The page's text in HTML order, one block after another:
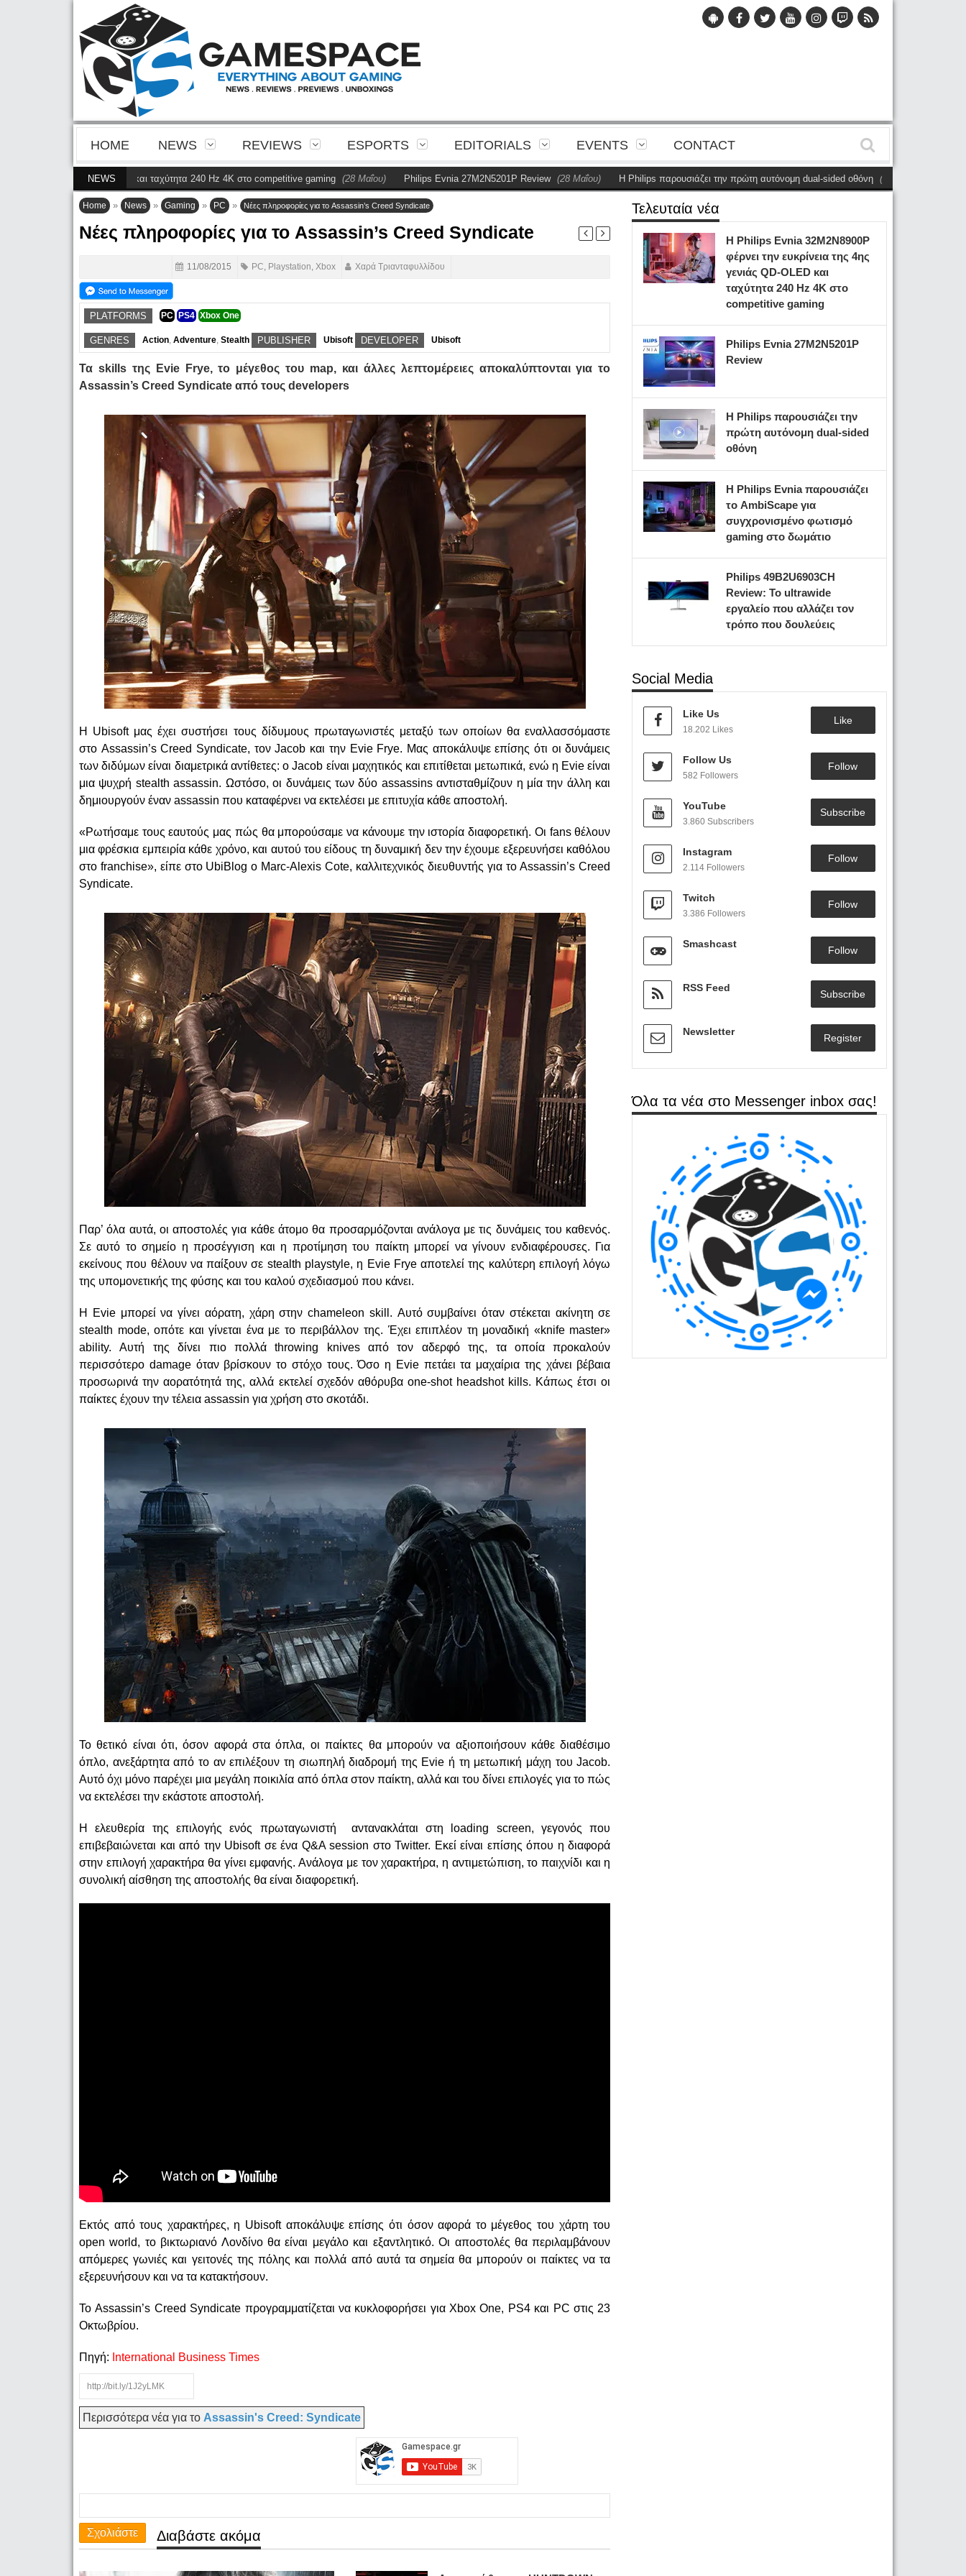
HOME NEWS REVIEWS ESPORTS EDITORIALS EVENTS CONTACT
NEWS
γενιάς QD-OLED και ταχύτητα 240 Hz 4K στο competitive gaming (28 Μαΐου) Philips Evnia 27M2N5201P Review (28 Μαΐου) Η Philips παρουσιάζει την πρώτη αυτόνομη dual-sided οθόνη (28 Μαΐου)
Home » News » Gaming » PC » Νέες πληροφορίες για το Assassin’s Creed Syndicate
Νέες πληροφορίες για το Assassin’s Creed Syndicate
11/08/2015 PC, Playstation, Xbox Χαρά Τριανταφυλλίδου
PLATFORMS PC PS4 Xbox One
GENRES Action, Adventure, Stealth PUBLISHER Ubisoft DEVELOPER Ubisoft
Τα skills της Evie Frye, το μέγεθος του map, και άλλες λεπτομέρειες αποκαλύπτονται για το
Assassin’s Creed Syndicate από τους developers
Η Ubisoft μας έχει συστήσει τους δίδυμους πρωταγωνιστές μεταξύ των οποίων θα εναλλασσόμαστε
στο Assassin’s Creed Syndicate, τον Jacob και την Evie Frye. Μας αποκάλυψε επίσης ότι οι δυνάμεις
των διδύμων είναι διαμετρικά αντίθετες: ο Jacob είναι μαχητικός και επιτίθεται μετωπικά, ενώ η Evie είναι
μια ψυχρή stealth assassin. Ωστόσο, οι δυνάμεις των δύο assassins αντισταθμίζουν η μία την άλλη και
δημιουργούν έναν assassin που καταφέρνει να εκτελέσει με επιτυχία κάθε αποστολή.
«Ρωτήσαμε τους εαυτούς μας πώς θα μπορούσαμε να κάνουμε την ιστορία διαφορετική. Οι fans θέλουν
μια φρέσκια εμπειρία κάθε χρόνο, και αυτού του είδους τη δυναμική δεν την έχουμε εξερευνήσει καθόλου
στο franchise», είπε στο UbiBlog ο Marc-Alexis Cote, καλλιτεχνικός διευθυντής για το Assassin’s Creed
Syndicate.
Παρ’ όλα αυτά, οι αποστολές για κάθε άτομο θα προσαρμόζονται ανάλογα με τις δυνάμεις του καθενός.
Σε αυτό το σημείο η προσέγγιση και η προτίμηση του παίκτη μπορεί να γίνουν ενδιαφέρουσες. Για
εκείνους που θέλουν να παίξουν σε stealth playstyle, η Evie Frye αποτελεί της καλύτερη επιλογή λόγω
της υπομονετικής της φύσης και του καλού σχεδιασμού που κάνει.
Η Evie μπορεί να γίνει αόρατη, χάρη στην chameleon skill. Αυτό συμβαίνει όταν στέκεται ακίνητη σε
stealth mode, οπότε και γίνεται ένα με το περιβάλλον της. Έχει επιπλέον τη μοναδική «knife master»
ability. Αυτή της δίνει πιο πολλά throwing knives από τον αδερφό της, τα οποία προκαλούν
περισσότερο damage όταν βρίσκουν το στόχο τους. Όσο η Evie πετάει τα μαχαίρια της χάνει βέβαια
προσωρινά την αορατότητά της, αλλά εκτελεί σχεδόν αθόρυβα one-shot headshot kills. Κάπως έτσι οι
παίκτες έχουν την τέλεια assassin για χρήση στο σκοτάδι.
Το θετικό είναι ότι, όσον αφορά στα όπλα, οι παίκτες θα μπορούν να αξιοποιήσουν κάθε διαθέσιμο
όπλο, ανεξάρτητα από το αν επιλέξουν τη σιωπηλή διαδρομή της Evie ή τη μετωπική μάχη του Jacob.
Αυτό όχι μόνο παρέχει μια μεγάλη ποικιλία από όπλα στον παίκτη, αλλά και του δίνει επιλογές για το πώς
να εκτελέσει την εκάστοτε αποστολή.
Η ελευθερία της επιλογής ενός πρωταγωνιστή αντανακλάται στη loading screen, γεγονός που
επιβεβαιώνεται και από την Ubisoft σε ένα Q&A session στο Twitter. Εκεί είναι επίσης όπου η διαφορά
στην επιλογή χαρακτήρα θα γίνει εμφανής. Ανάλογα με τον χαρακτήρα, η αντιμετώπιση, το παιχνίδι και η
συνολική αίσθηση της αποστολής θα είναι διαφορετική.
Εκτός από τους χαρακτήρες, η Ubisoft αποκάλυψε επίσης ότι όσον αφορά το μέγεθος του χάρτη του
open world, το βικτωριανό Λονδίνο θα είναι μεγάλο και εξαντλητικό. Οι αποστολές θα περιλαμβάνουν
απόμερες γωνιές και γειτονές της πόλης και πολλά από αυτά τα σημεία θα μπορούν οι παίκτες να τα
εξερευνήσουν και να τα κατακτήσουν.
Το Assassin’s Creed Syndicate προγραμματίζεται να κυκλοφορήσει για Xbox One, PS4 και PC στις 23
Οκτωβρίου.
Πηγή: International Business Times
Περισσότερα νέα για το Assassin's Creed: Syndicate
Σχολιάστε Διαβάστε ακόμα
Τελευταία νέα
Η Philips Evnia 32M2N8900P
φέρνει την ευκρίνεια της 4ης
γενιάς QD-OLED και
ταχύτητα 240 Hz 4K στο
competitive gaming
Philips Evnia 27M2N5201P
Review
Η Philips παρουσιάζει την
πρώτη αυτόνομη dual-sided
οθόνη
Η Philips Evnia παρουσιάζει
το AmbiScape για
συγχρονισμένο φωτισμό
gaming στο δωμάτιο
Philips 49B2U6903CH
Review: Το ultrawide
εργαλείο που αλλάζει τον
τρόπο που δουλεύεις
Social Media
Like Us
18.202 Likes
Like
Follow Us
582 Followers
Follow
YouTube
3.860 Subscribers
Subscribe
Instagram
2.114 Followers
Follow
Twitch
3.386 Followers
Follow
Smashcast
Follow
RSS Feed
Subscribe
Newsletter
Register
Όλα τα νέα στο Messenger inbox σας!